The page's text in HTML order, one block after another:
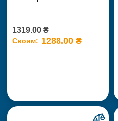
1319.00 ₴
Своим: 1288.00 ₴